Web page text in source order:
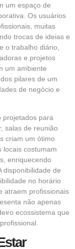
um espaço de
Os usuários
muitas
trocas de ideias e
o trabalho diário,
e projetos
um ambiente
pilares de um
de negócio e
projetados para
salas de reunião
criam um ótimo
locais costumam
enriquecendo
disponibilidade de
no horário
atraem profissionais
não apenas
ecossistema que